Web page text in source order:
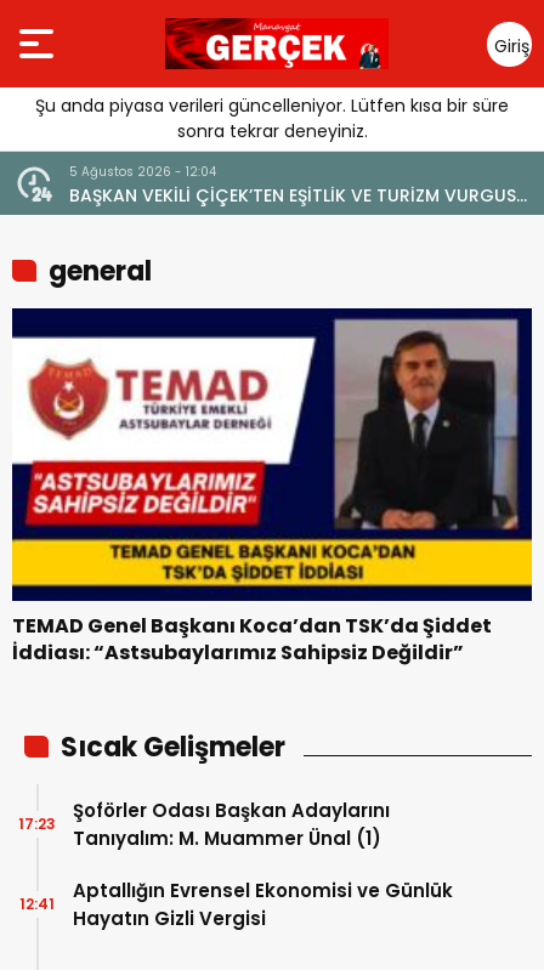
Giriş
Yap
Şu anda piyasa verileri güncelleniyor. Lütfen kısa bir süre
sonra tekrar deneyiniz.
5 Ağustos 2026 - 12:04
BAŞKAN VEKİLİ ÇİÇEK’TEN EŞİTLİK VE TURİZM VURGUSU:
“MANAVGAT’IN MARKA DEĞERİNE ZARAR VERİLMEMELİ”
general
TEMAD Genel Başkanı Koca’dan TSK’da Şiddet
İddiası: “Astsubaylarımız Sahipsiz Değildir”
Sıcak Gelişmeler
Şoförler Odası Başkan Adaylarını
Tanıyalım: M. Muammer Ünal (1)
17:23
Aptallığın Evrensel Ekonomisi ve Günlük
Hayatın Gizli Vergisi
12:41